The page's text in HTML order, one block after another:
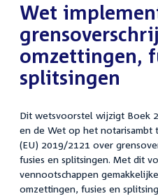
:Wet
omzettingen,
splitsingen
Dit wetsvoorstel wijzigt Boek
en de Wet op het notarisambt
(EU) 2019/2121 over
fusies en splitsingen. Met dit
vennootschappen
omzettingen, fusies en